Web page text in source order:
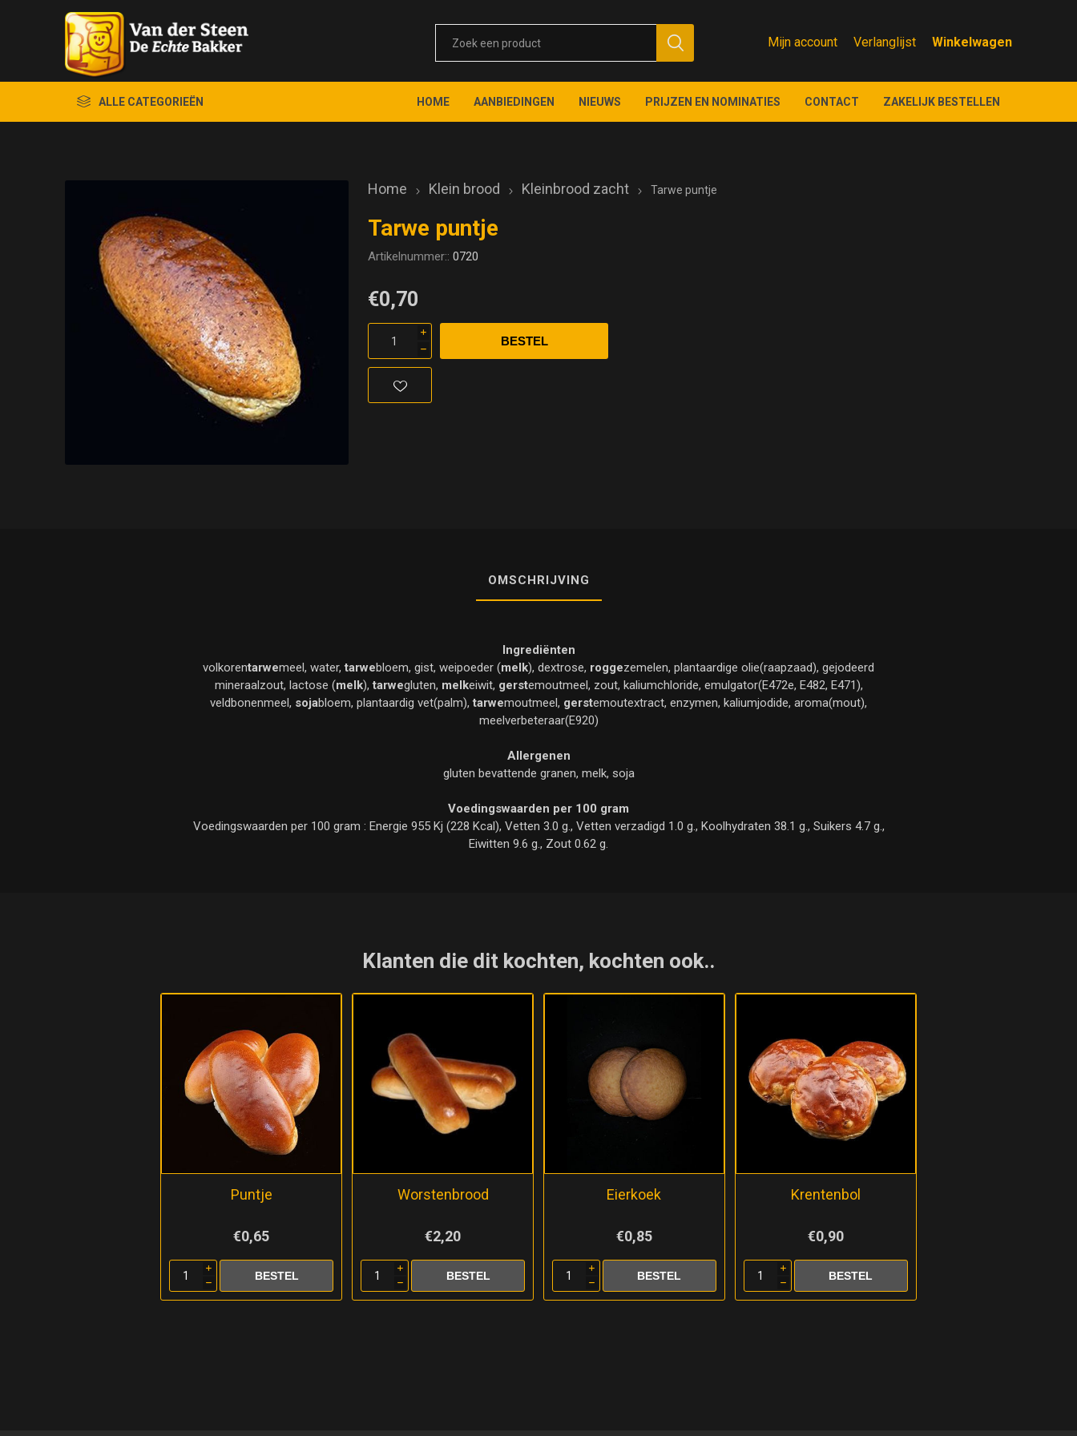
Mijn account Verlanglijst
ALLE CATEGORIEËN HOME AANBIEDINGEN NIEUWS PRIJZEN EN NOMINATIES CONTACT ZAKELIJK BESTELLEN
Home Klein brood Kleinbrood zacht Tarwe puntje
Tarwe puntje
Artikelnummer:: 0720
€0,70
i
h
OMSCHRIJVING
Ingrediënten
volkorentarwemeel, water,tarwebloem, gist, weipoeder (melk), dextrose, roggezemelen, plantaardige olie(raapzaad), gejodeerd
mineraalzout, lactose (melk),tarwegluten, melkeiwit, gerstemoutmeel, zout, kaliumchloride, emulgator(E472e, E482, E471),
veldbonenmeel, sojabloem, plantaardig vet(palm),tarwemoutmeel, gerstemoutextract, enzymen, kaliumjodide, aroma(mout),
meelverbeteraar(E920)
Allergenen
gluten bevattende granen, melk, soja
Voedingswaarden per 100 gram
Voedingswaarden per 100 gram : Energie 955 Kj (228 Kcal), Vetten 3.0 g., Vetten verzadigd 1.0 g., Koolhydraten 38.1 g., Suikers 4.7 g.,
Eiwitten 9.6 g., Zout 0.62 g.
Klanten die dit kochten, kochten ook..
Puntje
€0,65
i
h
Worstenbrood
€2,20
i
h
Eierkoek
€0,85
i
h
Krentenbol
€0,90
i
h